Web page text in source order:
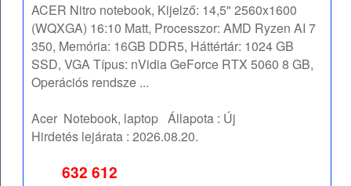
ACER Nitro notebook, Kijelző: 14,5" 2560x1600
(WQXGA) 16:10 Matt, Processzor: AMD Ryzen AI 7
350, Memória: 16GB DDR5, Háttértár: 1024 GB
SSD, VGA Típus: nVidia GeForce RTX 5060 8 GB,
Operációs rendsze ...
Acer Notebook, laptop Állapota : Új
Hirdetés lejárata :2026.08.20.
632 612